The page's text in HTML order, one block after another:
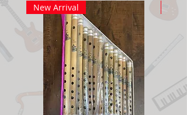
New Arrival